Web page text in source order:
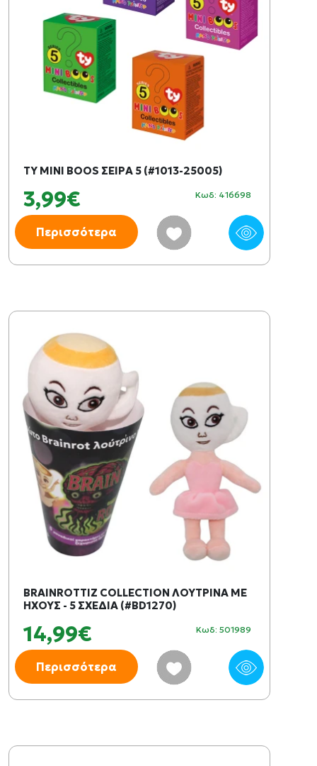
TY MINI BOOS ΣΕΙΡΑ 5 (#1013-25005)
3,99€ Κωδ: 416698
Περισσότερα
BRAINROTTIZ COLLECTION ΛΟΥΤΡΙΝΑ ΜΕ
ΗΧΟΥΣ - 5 ΣΧΕΔΙΑ (#BD1270)
14,99€ Κωδ: 501989
Περισσότερα